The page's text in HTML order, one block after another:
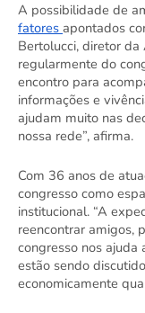
A possibilidade de
fatores apontados
Bertolucci, diretor
regularmente do
encontro para
informações e
ajudam muito nas
nossa rede”, afirma.
Com 36 anos de
congresso como
institucional. “A
reencontrar amigos,
congresso nos ajuda
estão sendo
economicamente